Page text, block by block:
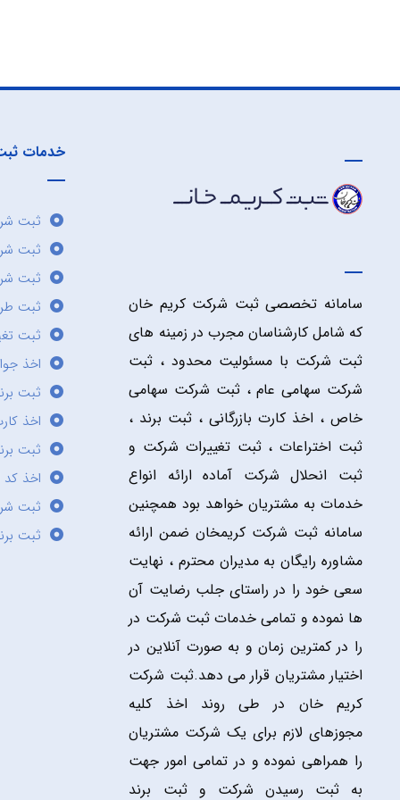
سامانه تخصصی ثبت شرکت کریم خان
که شامل کارشناسان مجرب در زمینه های
ثبت شرکت با مسئولیت محدود ، ثبت
شرکت سهامی عام ، ثبت شرکت سهامی
خاص ، اخذ کارت بازرگانی ، ثبت برند ،
ثبت اختراعات ، ثبت تغییرات شرکت و
ثبت انحلال شرکت آماده ارائه انواع
خدمات به مشتریان خواهد بود همچنین
سامانه ثبت شرکت کریمخان ضمن ارائه
مشاوره رایگان به مدیران محترم ، نهایت
سعی خود را در راستای جلب رضایت آن
ها نموده و تمامی خدمات ثبت شرکت در
را در کمترین زمان و به صورت آنلاین در
اختیار مشتریان قرار می دهد.ثبت شرکت
کریم خان در طی روند اخذ کلیه
مجوزهای لازم برای یک شرکت مشتریان
را همراهی نموده و در تمامی امور جهت
به ثبت رسیدن شرکت و ثبت برند
خدمات
ثبت
ثبت
ثبت
ثبت
ثبت
اخذ
ثبت
اخذ
ثبت
اخذ کد
ثبت
ثبت